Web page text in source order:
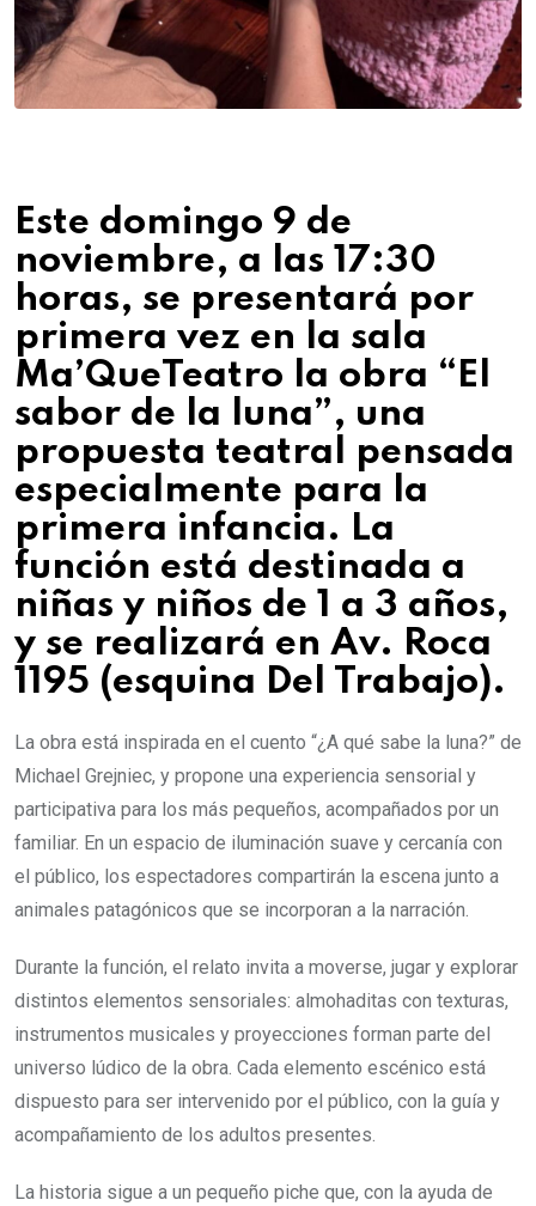
Este domingo 9 de
noviembre, a las 17:30
horas, se presentará por
primera vez en la sala
Ma’QueTeatro la obra “El
sabor de la luna”, una
propuesta teatral pensada
especialmente para la
primera infancia. La
función está destinada a
niñas y niños de 1 a 3 años,
y se realizará en Av. Roca
1195 (esquina Del Trabajo).
La obra está inspirada en el cuento “¿A qué sabe la luna?” de
Michael Grejniec, y propone una experiencia sensorial y
participativa para los más pequeños, acompañados por un
familiar. En un espacio de iluminación suave y cercanía con
el público, los espectadores compartirán la escena junto a
animales patagónicos que se incorporan a la narración.
Durante la función, el relato invita a moverse, jugar y explorar
distintos elementos sensoriales: almohaditas con texturas,
instrumentos musicales y proyecciones forman parte del
universo lúdico de la obra. Cada elemento escénico está
dispuesto para ser intervenido por el público, con la guía y
acompañamiento de los adultos presentes.
La historia sigue a un pequeño piche que, con la ayuda de